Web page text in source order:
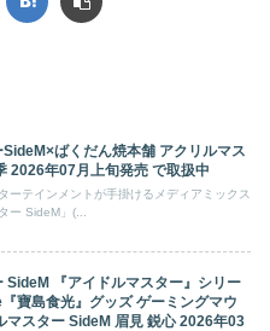
ばくだん焼本舗 アクリルマス
2026年07月上旬発売 で取扱中
ーテインメントが手掛けるメディアミックス
ー SideM」(...
SideM 『アイドルマスター』シリー
寶島食光』グッズ ゲーミングマウ
マスター SideM 眉見 鋭心 2026年03